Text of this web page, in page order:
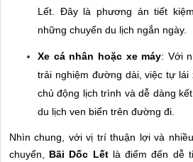
Lết. Đây là phương án tiết
những chuyến du lịch ngắn ngày.
Xe cá nhân hoặc xe máy: Với
trải nghiệm đường dài, việc tự
chủ động lịch trình và dễ dàng
du lịch ven biển trên đường đi.
Nhìn chung, với vị trí thuận lợi và
chuyển, Bãi Dốc Lếtlà điểm đến dễ